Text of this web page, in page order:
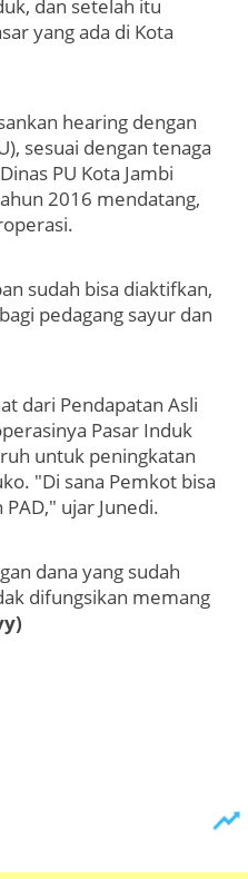
dan setelah itu
yang ada di Kota
hearing dengan
sesuai dengan tenaga
PU Kota Jambi
2016 mendatang,
sudah bisa diaktifkan,
pedagang sayur dan
dari Pendapatan Asli
Pasar Induk
untuk peningkatan
"Di sana Pemkot bisa
ujar Junedi.
dana yang sudah
difungsikan memang